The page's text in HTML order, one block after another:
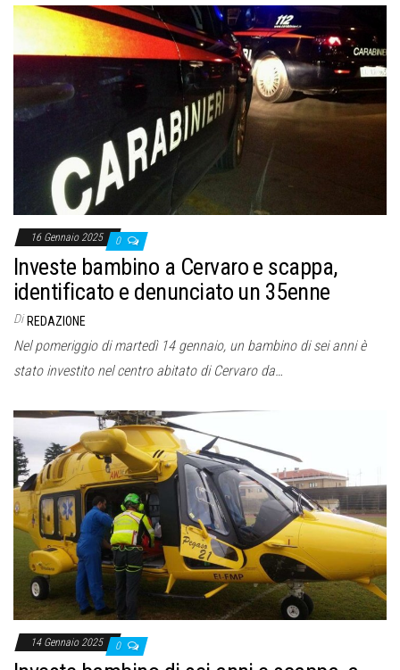
16 Gennaio 2025 0
Investe bambino a Cervaro e scappa,
identificato e denunciato un 35enne
Di REDAZIONE
Nel pomeriggio di martedì 14 gennaio, un bambino di sei anni è
stato investito nel centro abitato di Cervaro da…
14 Gennaio 2025 0